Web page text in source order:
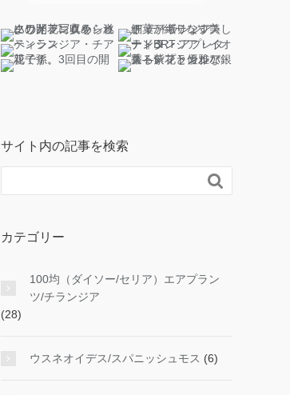
サイト内の記事を検索

カテゴリー
100均（ダイソー/セリア）エアプラン
ツ/チランジア
(28)
ウスネオイデス/スパニッシュモス (6)